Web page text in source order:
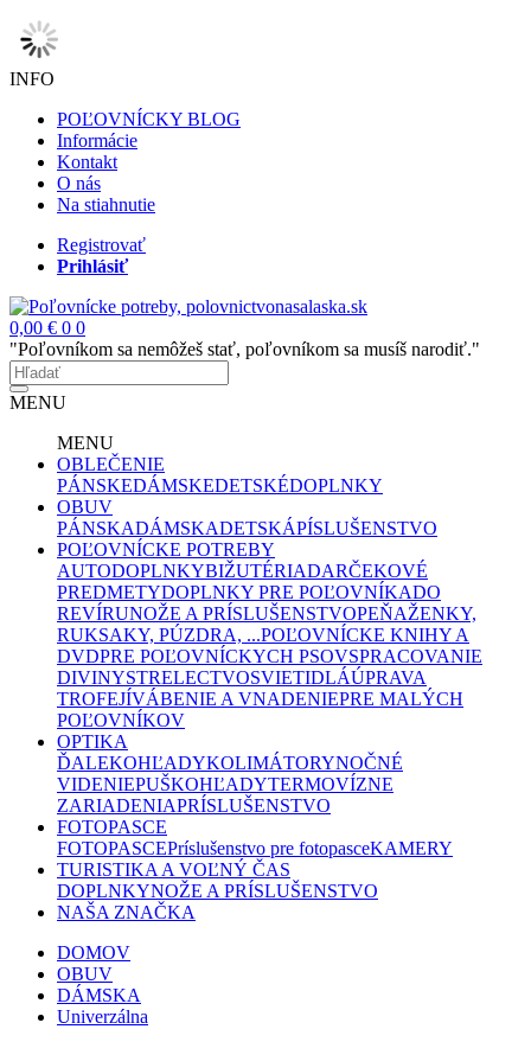
INFO
POĽOVNÍCKY BLOG
Informácie
Kontakt
O nás
Na stiahnutie
Registrovať
Prihlásiť
0,00 € 0 0
"Poľovníkom sa nemôžeš stať, poľovníkom sa musíš narodiť."
MENU
MENU
OBLEČENIE
PÁNSKEDÁMSKEDETSKÉDOPLNKY
OBUV
PÁNSKADÁMSKADETSKÁPÍSLUŠENSTVO
POĽOVNÍCKE POTREBY
AUTODOPLNKYBIŽUTÉRIADARČEKOVÉ
PREDMETYDOPLNKY PRE POĽOVNÍKADO
REVÍRUNOŽE A PRÍSLUŠENSTVOPEŇAŽENKY,
RUKSAKY, PÚZDRA, ...POĽOVNÍCKE KNIHY A
DVDPRE POĽOVNÍCKYCH PSOVSPRACOVANIE
DIVINYSTRELECTVOSVIETIDLÁÚPRAVA
TROFEJÍVÁBENIE A VNADENIEPRE MALÝCH
POĽOVNÍKOV
OPTIKA
ĎALEKOHĽADYKOLIMÁTORYNOČNÉ
VIDENIEPUŠKOHĽADYTERMOVÍZNE
ZARIADENIAPRÍSLUŠENSTVO
FOTOPASCE
FOTOPASCEPríslušenstvo pre fotopasceKAMERY
TURISTIKA A VOĽNÝ ČAS
DOPLNKYNOŽE A PRÍSLUŠENSTVO
NAŠA ZNAČKA
DOMOV
OBUV
DÁMSKA
Univerzálna